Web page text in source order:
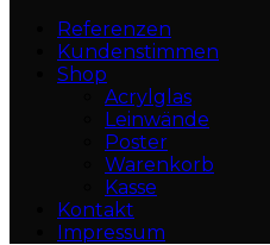
Referenzen
Kundenstimmen
Shop
Acrylglas
Leinwände
Poster
Warenkorb
Kasse
Kontakt
Impressum